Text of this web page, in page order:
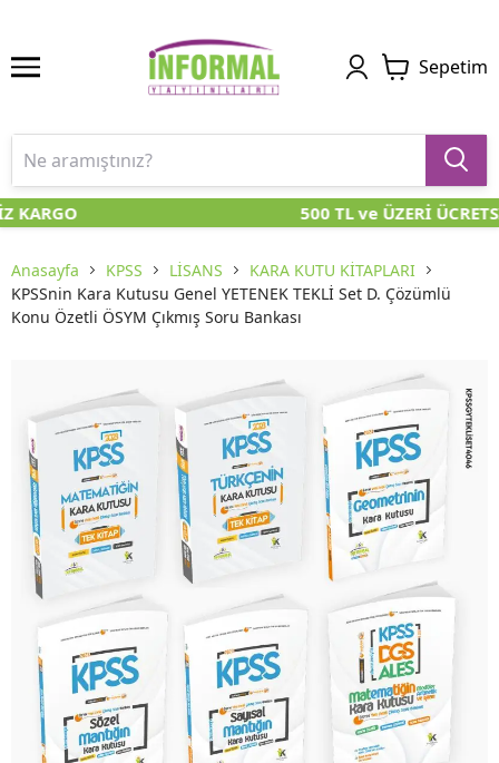
Sepetim
KARGO 500 TL ve ÜZERİ
Anasayfa KPSS LİSANS
KARA KUTU KİTAPLARI
KPSSnin Kara Kutusu Genel YETENEK TEKLİ Set D. Çözümlü
Konu Özetli ÖSYM Çıkmış Soru Bankası